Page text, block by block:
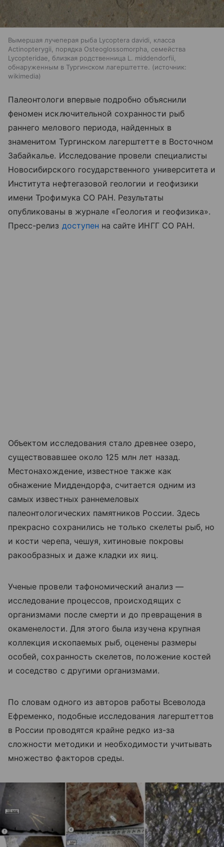
Вымершая лучеперая рыба Lycoptera davidi, класса
Actinopterygii, порядка Osteoglossomorpha, семейства
Lycopteridae, близкая родственница L. middendorfii,
обнаруженным в Тургинском лагерштетте.
источник:
wikimedia
Палеонтологи впервые подробно объяснили
феномен исключительной сохранности рыб
раннего мелового периода, найденных в
знаменитом Тургинском лагерштетте в Восточном
Забайкалье. Исследование провели специалисты
Новосибирского государственного университета и
Института нефтегазовой геологии и геофизики
имени Трофимука СО РАН. Результаты
опубликованы в журнале «Геология и геофизика».
Пресс-релиз доступен на сайте ИНГГ СО РАН.
Объектом исследования стало древнее озеро,
существовавшее около 125 млн лет назад.
Местонахождение, известное также как
обнажение Миддендорфа, считается одним из
самых известных раннемеловых
палеонтологических памятников России. Здесь
прекрасно сохранились не только скелеты рыб, но
и кости черепа, чешуя, хитиновые покровы
ракообразных и даже кладки их яиц.
Ученые провели тафономический анализ —
исследование процессов, происходящих с
организмами после смерти и до превращения в
окаменелости. Для этого была изучена крупная
коллекция ископаемых рыб, оценены размеры
особей, сохранность скелетов, положение костей
и соседство с другими организмами.
По словам одного из авторов работы Всеволода
Ефременко, подобные исследования лагерштеттов
в России проводятся крайне редко из-за
сложности методики и необходимости учитывать
множество факторов среды.